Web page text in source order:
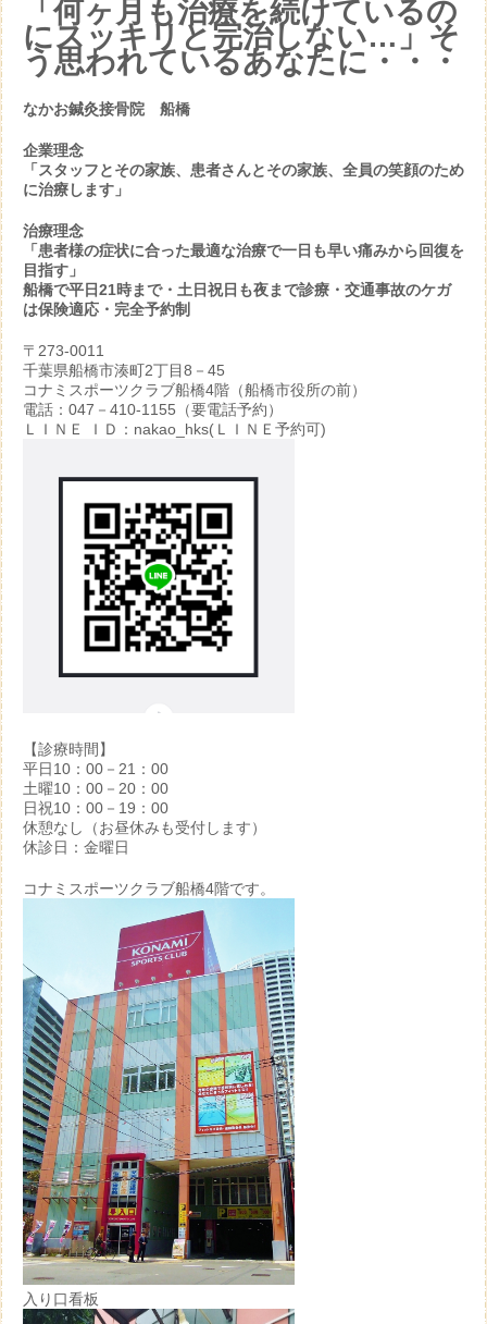
「何ヶ月も治療を続けているの
にスッキリと完治しない…」そ
う思われているあなたに・・・
なかお鍼灸接骨院 船橋
企業理念
「スタッフとその家族、患者さんとその家族、全員の笑顔のため
に治療します」
治療理念
「患者様の症状に合った最適な治療で一日も早い痛みから回復を
目指す」
船橋で平日21時まで・土日祝日も夜まで診療・交通事故のケガ
は保険適応・完全予約制
〒273-0011
千葉県船橋市湊町2丁目8－45
コナミスポーツクラブ船橋4階（船橋市役所の前）
電話：047－410-1155（要電話予約）
ＬＩＮＥ ＩＤ：nakao_hks(ＬＩＮＥ予約可)
【診療時間】
平日10：00－21：00
土曜10：00－20：00
日祝10：00－19：00
休憩なし（お昼休みも受付します）
休診日：金曜日
コナミスポーツクラブ船橋4階です。
入り口看板